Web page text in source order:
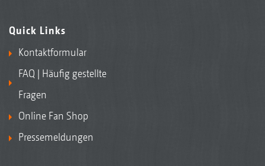
Quick Links
Kontaktformular
FAQ | Häufig gestellte
Fragen
Online Fan Shop
Pressemeldungen